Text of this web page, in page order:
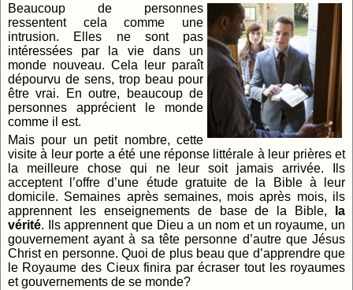
Beaucoup de personnes
ressentent cela comme une
intrusion. Elles ne sont pas
intéressées par la vie dans un
monde nouveau. Cela leur paraît
dépourvu de sens, trop beau pour
être vrai. En outre, beaucoup de
personnes apprécient le monde
comme il est.
Mais pour un petit nombre, cette
visite à leur porte a été une réponse littérale à leur prières et
la meilleure chose qui ne leur soit jamais arrivée. Ils
acceptent l’offre d’une étude gratuite de la Bible à leur
domicile. Semaines après semaines, mois après mois, ils
apprennent les enseignements de base de la Bible,
la
vérité. Ils apprennent que Dieu a un nom et un royaume, un
gouvernement ayant à sa tête personne d’autre que Jésus
Christ en personne. Quoi de plus beau que d’apprendre que
le Royaume des Cieux finira par écraser tout les royaumes
et gouvernements de se monde?